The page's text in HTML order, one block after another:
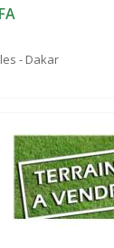
- Dakar